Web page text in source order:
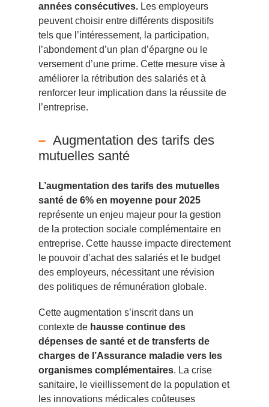
années consécutives. Les employeurs
peuvent choisir entre différents dispositifs
tels que l’intéressement, la participation,
l’abondement d’un plan d’épargne ou le
versement d’une prime. Cette mesure vise à
améliorer la rétribution des salariés et à
renforcer leur implication dans la réussite de
l’entreprise.
Augmentation des tarifs des
mutuelles santé
L’augmentation des tarifs des mutuelles
santé de 6% en moyenne pour 2025
représente un enjeu majeur pour la gestion
de la protection sociale complémentaire en
entreprise. Cette hausse impacte directement
le pouvoir d’achat des salariés et le budget
des employeurs, nécessitant une révision
des politiques de rémunération globale.
Cette augmentation s’inscrit dans un
contexte de hausse continue des
dépenses de santé et de transferts de
charges de l’Assurance maladie vers les
organismes complémentaires. La crise
sanitaire, le vieillissement de la population et
les innovations médicales coûteuses